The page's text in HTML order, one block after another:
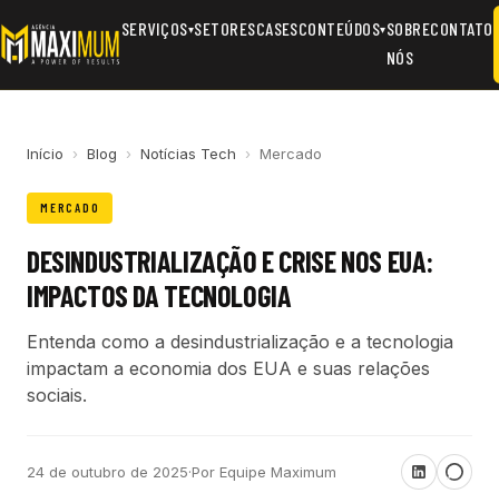
SERVIÇOS▾SETORESCASESCONTEÚDOS▾SOBRE
NÓS
CONTATO
Início › Blog › Notícias Tech › Mercado
MERCADO
DESINDUSTRIALIZAÇÃO E CRISE NOS EUA:
IMPACTOS DA TECNOLOGIA
Entenda como a desindustrialização e a tecnologia
impactam a economia dos EUA e suas relações
sociais.
24 de outubro de 2025·Por Equipe Maximum